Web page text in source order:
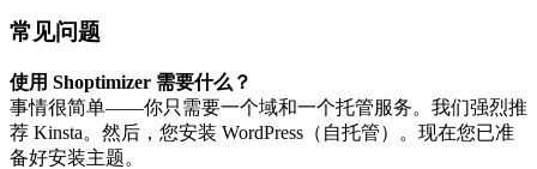
常见问题
使用 Shoptimizer 需要什么？
事情很简单——你只需要一个域和一个托管服务。我们强烈推
荐 Kinsta。然后，您安装 WordPress（自托管）。现在您已准
备好安装主题。